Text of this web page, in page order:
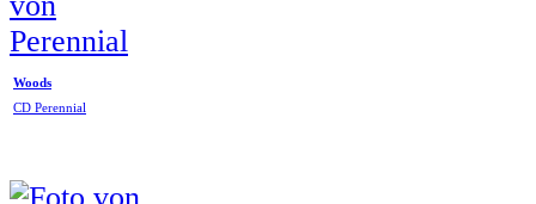
Woods
CD Perennial